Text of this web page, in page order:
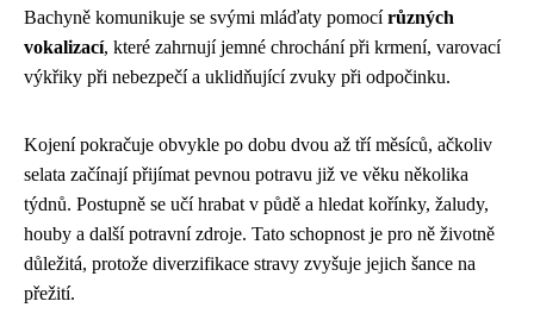
Bachyně komunikuje se svými mláďaty pomocírůzných
vokalizací, které zahrnují jemné chrochání při krmení, varovací
výkřiky při nebezpečí a uklidňující zvuky při odpočinku.
Kojení pokračuje obvykle po dobu dvou až tří měsíců, ačkoliv
selata začínají přijímat pevnou potravu již ve věku několika
týdnů. Postupně se učí hrabat v půdě a hledat kořínky, žaludy,
houby a další potravní zdroje. Tato schopnost je pro ně životně
důležitá, protože diverzifikace stravy zvyšuje jejich šance na
přežití.